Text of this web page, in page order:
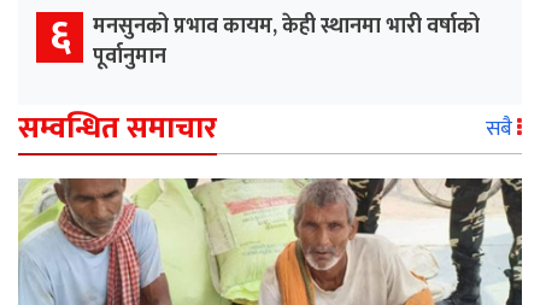
६ मनसुनको प्रभाव कायम, केही स्थानमा भारी वर्षाको
पूर्वानुमान
सम्वन्धित समाचार सबै